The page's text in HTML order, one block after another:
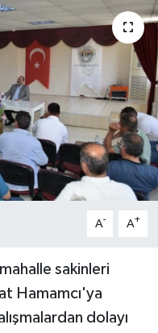
A- A+
sakinleri
Hamamcı'ya
dolayı